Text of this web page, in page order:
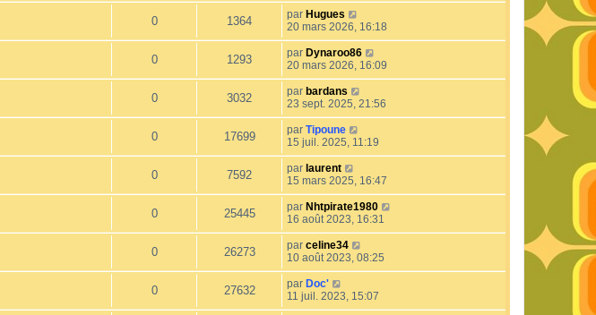
0 1364 par Hugues
20 mars 2026, 16:18
0 1293 par Dynaroo86
20 mars 2026, 16:09
0 3032 par bardans
23 sept. 2025, 21:56
0 17699 par Tipoune
15 juil. 2025, 11:19
0 7592 par laurent
15 mars 2025, 16:47
0 25445 par Nhtpirate1980
16 août 2023, 16:31
0 26273 par celine34
10 août 2023, 08:25
0 27632 par Doc'
11 juil. 2023, 15:07